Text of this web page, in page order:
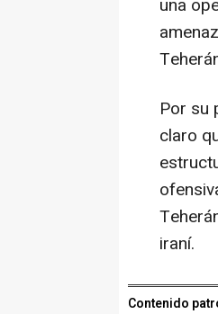
una
Por su
claro
iraní.
Contenido